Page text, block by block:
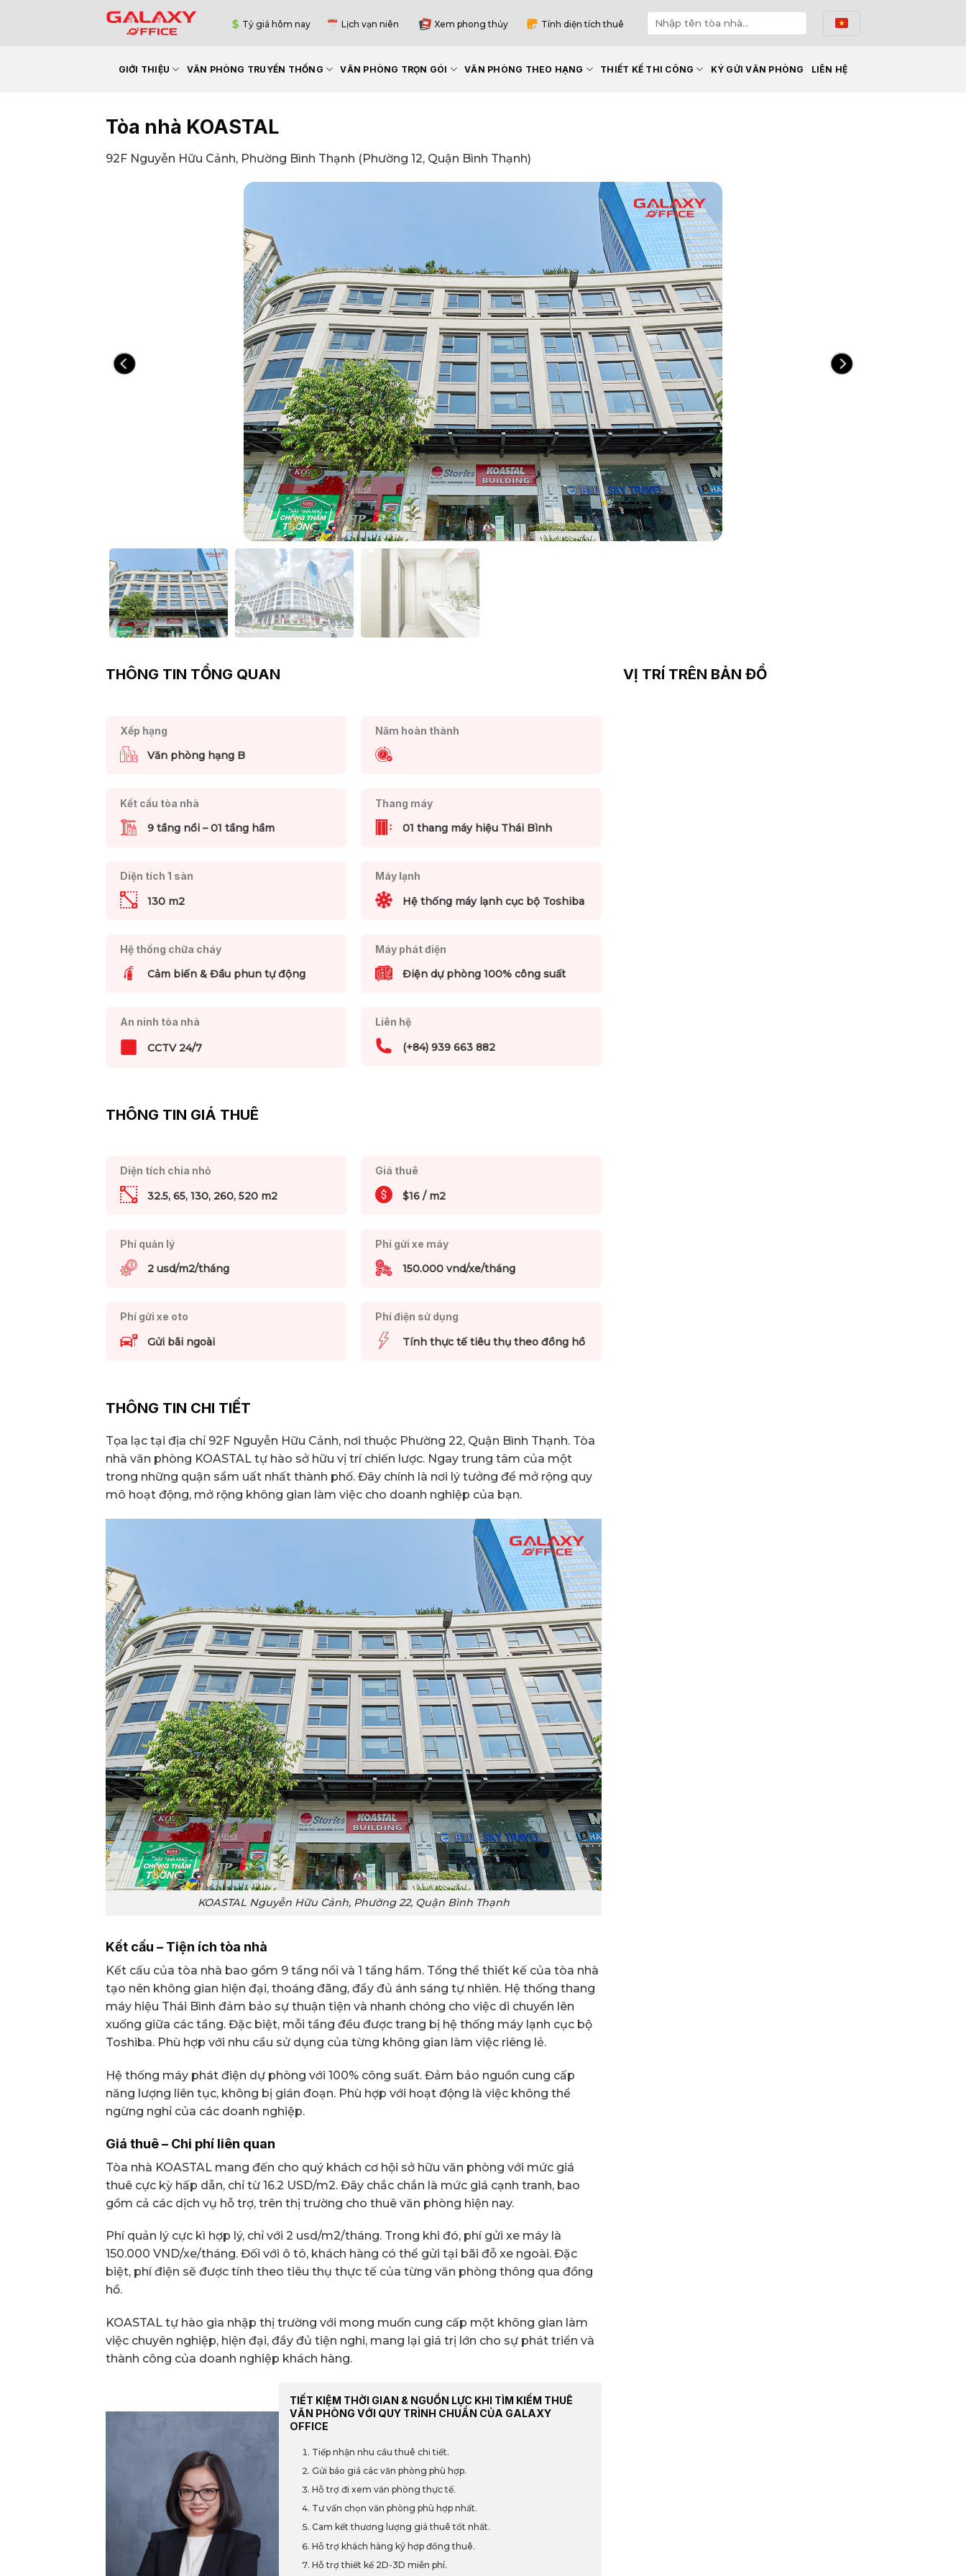
Tỷ giá hôm nay Lịch vạn niên Xem phong thủy Tính diện tích thuê
GIỚI THIỆU VĂN PHÒNG TRUYỀN THỐNG VĂN PHÒNG TRỌN GÓI VĂN PHÒNG THEO HẠNG THIẾT KẾ THI CÔNG KÝ GỬI VĂN PHÒNG LIÊN HỆ
Tòa nhà KOASTAL
92F Nguyễn Hữu Cảnh, Phường Bình Thạnh (Phường 12, Quận Bình Thạnh)
THÔNG TIN TỔNG QUAN
Xếp hạng
Văn phòng hạng B
Năm hoàn thành
Kết cấu tòa nhà
9 tầng nổi – 01 tầng hầm
Thang máy
01 thang máy hiệu Thái Bình
Diện tích 1 sàn
130 m2
Máy lạnh
Hệ thống máy lạnh cục bộ Toshiba
Hệ thống chữa cháy
Cảm biến & Đầu phun tự động
Máy phát điện
Điện dự phòng 100% công suất
An ninh tòa nhà
CCTV 24/7
Liên hệ
(+84) 939 663 882
THÔNG TIN GIÁ THUÊ
Diện tích chia nhỏ
32.5, 65, 130, 260, 520 m2
Giá thuê
$16 / m2
Phí quản lý
2 usd/m2/tháng
Phí gửi xe máy
150.000 vnd/xe/tháng
Phí gửi xe oto
Gửi bãi ngoài
Phí điện sử dụng
Tính thực tế tiêu thụ theo đồng hồ
THÔNG TIN CHI TIẾT
Tọa lạc tại địa chỉ 92F Nguyễn Hữu Cảnh, nơi thuộc Phường 22, Quận Bình Thạnh. Tòa
nhà văn phòng KOASTAL tự hào sở hữu vị trí chiến lược. Ngay trung tâm của một
trong những quận sầm uất nhất thành phố. Đây chính là nơi lý tưởng để mở rộng quy
mô hoạt động, mở rộng không gian làm việc cho doanh nghiệp của bạn.
KOASTAL Nguyễn Hữu Cảnh, Phường 22, Quận Bình Thạnh
Kết cấu – Tiện ích tòa nhà
Kết cấu của tòa nhà bao gồm 9 tầng nổi và 1 tầng hầm. Tổng thể thiết kế của tòa nhà
tạo nên không gian hiện đại, thoáng đãng, đầy đủ ánh sáng tự nhiên. Hệ thống thang
máy hiệu Thái Bình đảm bảo sự thuận tiện và nhanh chóng cho việc di chuyển lên
xuống giữa các tầng. Đặc biệt, mỗi tầng đều được trang bị hệ thống máy lạnh cục bộ
Toshiba. Phù hợp với nhu cầu sử dụng của từng không gian làm việc riêng lẻ.
Hệ thống máy phát điện dự phòng với 100% công suất. Đảm bảo nguồn cung cấp
năng lượng liên tục, không bị gián đoạn. Phù hợp với hoạt động là việc không thể
ngừng nghỉ của các doanh nghiệp.
Giá thuê – Chi phí liên quan
Tòa nhà KOASTAL mang đến cho quý khách cơ hội sở hữu văn phòng với mức giá
thuê cực kỳ hấp dẫn, chỉ từ 16.2 USD/m2. Đây chắc chắn là mức giá cạnh tranh, bao
gồm cả các dịch vụ hỗ trợ, trên thị trường cho thuê văn phòng hiện nay.
Phí quản lý cực kì hợp lý, chỉ với 2 usd/m2/tháng. Trong khi đó, phí gửi xe máy là
150.000 VND/xe/tháng. Đối với ô tô, khách hàng có thể gửi tại bãi đỗ xe ngoài. Đặc
biệt, phí điện sẽ được tính theo tiêu thụ thực tế của từng văn phòng thông qua đồng
hồ.
KOASTAL tự hào gia nhập thị trường với mong muốn cung cấp một không gian làm
việc chuyên nghiệp, hiện đại, đầy đủ tiện nghi, mang lại giá trị lớn cho sự phát triển và
thành công của doanh nghiệp khách hàng.
TIẾT KIỆM THỜI GIAN & NGUỒN LỰC KHI TÌM KIẾM THUÊ
VĂN PHÒNG VỚI QUY TRÌNH CHUẨN CỦA GALAXY
OFFICE
Tiếp nhận nhu cầu thuê chi tiết.
Gửi báo giá các văn phòng phù hợp.
Hỗ trợ đi xem văn phòng thực tế.
Tư vấn chọn văn phòng phù hợp nhất.
Cam kết thương lượng giá thuê tốt nhất.
Hỗ trợ khách hàng ký hợp đồng thuê.
Hỗ trợ thiết kế 2D-3D miễn phí.
VỊ TRÍ TRÊN BẢN ĐỒ